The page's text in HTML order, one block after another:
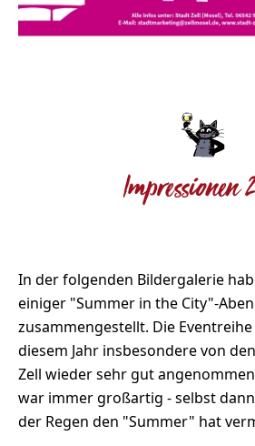
Impressionen
In der folgenden Bildergalerie
einiger "Summer in the City"-
zusammengestellt. Die
diesem Jahr insbesondere von
Zell wieder sehr gut
war immer großartig - selbst
der Regen den "Summer" hat